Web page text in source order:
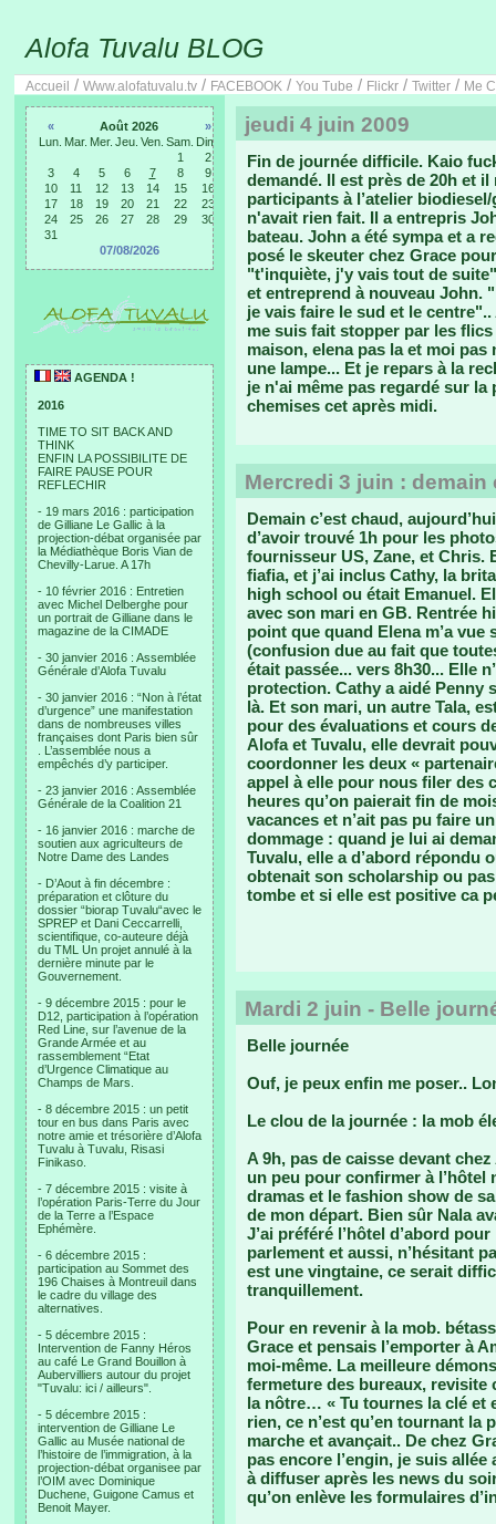
Alofa Tuvalu BLOG
Accueil / Www.alofatuvalu.tv / FACEBOOK / You Tube / Flickr / Twitter / Me
« Août 2026
»
Lun. Mar. Mer. Jeu. Ven. Sam. Dim.
1
2
3
4 5 6 7 8
9
10
11 12 13 14 15
16
17
18 19 20 21 22
23
24
25 26 27 28 29
30
31
07/08/2026
AGENDA !
2016
TIME TO SIT BACK AND
THINK
ENFIN LA POSSIBILITE DE
FAIRE PAUSE POUR
REFLECHIR
- 19 mars 2016 : participation
de Gilliane Le Gallic à la
projection-débat organisée par
la Médiathèque Boris Vian de
Chevilly-Larue. A 17h
- 10 février 2016 : Entretien
avec Michel Delberghe pour
un portrait de Gilliane dans le
magazine de la CIMADE
- 30 janvier 2016 : Assemblée
Générale d’Alofa Tuvalu
- 30 janvier 2016 : “Non à l’état
d’urgence” une manifestation
dans de nombreuses villes
françaises dont Paris bien sûr
. L’assemblée nous a
empêchés d’y participer.
- 23 janvier 2016 : Assemblée
Générale de la Coalition 21
- 16 janvier 2016 : marche de
soutien aux agriculteurs de
Notre Dame des Landes
- D’Aout à fin décembre :
préparation et clôture du
dossier “biorap Tuvalu“avec le
SPREP et Dani Ceccarrelli,
scientifique, co-auteure déjà
du TML Un projet annulé à la
dernière minute par le
Gouvernement.
- 9 décembre 2015 : pour le
D12, participation à l’opération
Red Line, sur l’avenue de la
Grande Armée et au
rassemblement “Etat
d’Urgence Climatique au
Champs de Mars.
- 8 décembre 2015 : un petit
tour en bus dans Paris avec
notre amie et trésorière d’Alofa
Tuvalu à Tuvalu, Risasi
Finikaso.
- 7 décembre 2015 : visite à
l’opération Paris-Terre du Jour
de la Terre a l’Espace
Ephémère.
- 6 décembre 2015 :
participation au Sommet des
196 Chaises à Montreuil dans
le cadre du village des
alternatives.
- 5 décembre 2015 :
Intervention de Fanny Héros
au café Le Grand Bouillon à
Aubervilliers autour du projet
"Tuvalu: ici / ailleurs".
- 5 décembre 2015 :
intervention de Gilliane Le
Gallic au Musée national de
l’histoire de l’immigration, à la
projection-débat organisee par
l’OIM avec Dominique
Duchene, Guigone Camus et
Benoit Mayer.
jeudi 4 juin 2009
Fin de journée difficile. Kaio
demandé. Il est près de 20h et
participants à l’atelier
n'avait rien fait. Il a entrepris
bateau. John a été sympa et a
posé le skeuter chez Grace
"t'inquiète, j'y vais tout de
et entreprend à nouveau John.
je vais faire le sud et le
me suis fait stopper par les
maison, elena pas la et moi
une lampe... Et je repars à la
je n'ai même pas regardé sur la
chemises cet après midi.
Mercredi 3 juin :
Demain c’est chaud,
d’avoir trouvé 1h pour les
fournisseur US, Zane, et Chris.
fiafia, et j’ai inclus Cathy, la
high school ou était Emanuel.
avec son mari en GB. Rentrée
point que quand Elena m’a vue
(confusion due au fait que
était passée... vers 8h30... Elle
protection. Cathy a aidé Penny
là. Et son mari, un autre Tala,
pour des évaluations et cours
Alofa et Tuvalu, elle devrait
coordonner les deux «
appel à elle pour nous filer des
heures qu’on paierait fin de
vacances et n’ait pas pu faire
dommage : quand je lui ai
Tuvalu, elle a d’abord répondu
obtenait son scholarship ou
tombe et si elle est positive ca
Mardi 2 juin - Belle
Belle journée
Ouf, je peux enfin me poser..
Le clou de la journée : la mob
A 9h, pas de caisse devant
un peu pour confirmer à
dramas et le fashion show de
de mon départ. Bien sûr Nala
J’ai préféré l’hôtel d’abord
parlement et aussi, n’hésitant
est une vingtaine, ce serait
tranquillement.
Pour en revenir à la mob.
Grace et pensais l’emporter à
moi-même. La meilleure
fermeture des bureaux, revisite
la nôtre… « Tu tournes la clé et
rien, ce n’est qu’en tournant la
marche et avançait.. De chez
pas encore l’engin, je suis
à diffuser après les news du
qu’on enlève les formulaires